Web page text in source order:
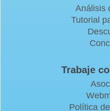
Análisis
Tutorial
Trabaje
Política